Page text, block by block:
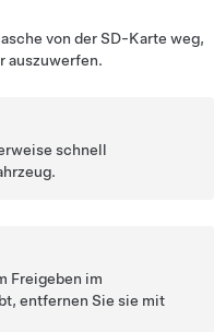
von der SD-Karte weg,
auszuwerfen.
schnell
Freigeben im
entfernen Sie sie mit